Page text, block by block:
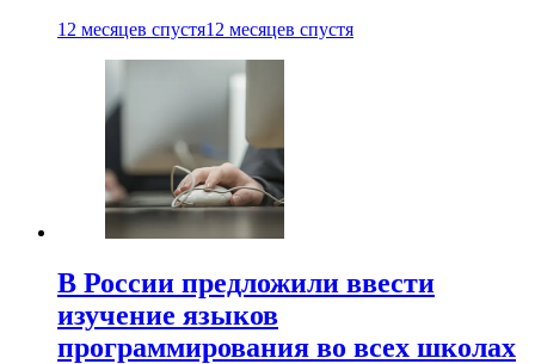
12 месяцев спустя12 месяцев спустя
В России предложили ввести
изучение языков
программирования во всех школах